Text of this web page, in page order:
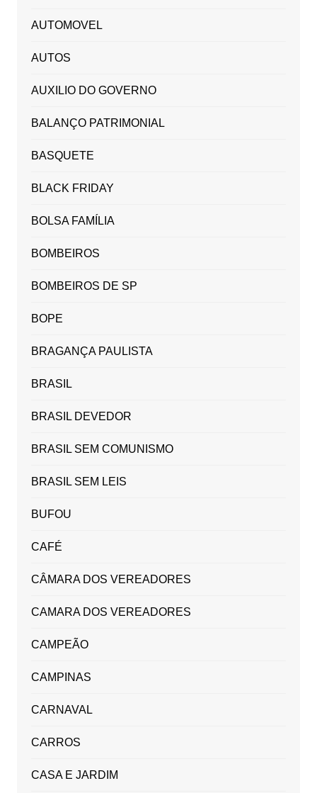
AUTOMOVEL
AUTOS
AUXILIO DO GOVERNO
BALANÇO PATRIMONIAL
BASQUETE
BLACK FRIDAY
BOLSA FAMÍLIA
BOMBEIROS
BOMBEIROS DE SP
BOPE
BRAGANÇA PAULISTA
BRASIL
BRASIL DEVEDOR
BRASIL SEM COMUNISMO
BRASIL SEM LEIS
BUFOU
CAFÉ
CÂMARA DOS VEREADORES
CAMARA DOS VEREADORES
CAMPEÃO
CAMPINAS
CARNAVAL
CARROS
CASA E JARDIM